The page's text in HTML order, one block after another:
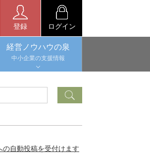
登録 ログイン
経営ノウハウの泉
中小企業の支援情報
自動投稿を受付けます